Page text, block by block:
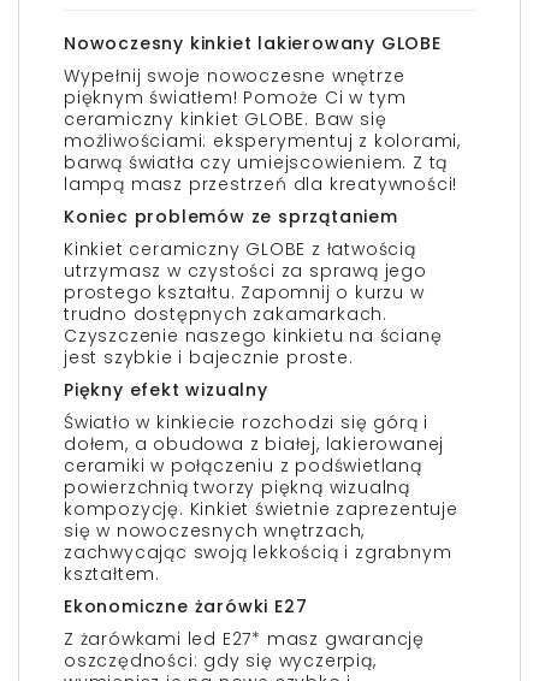
Nowoczesny kinkiet lakierowany GLOBE
Wypełnij swoje nowoczesne wnętrze
pięknym światłem! Pomoże Ci w tym
ceramiczny kinkiet GLOBE. Baw się
możliwościami: eksperymentuj z kolorami,
barwą światła czy umiejscowieniem. Z tą
lampą masz przestrzeń dla kreatywności!
Koniec problemów ze sprzątaniem
Kinkiet ceramiczny GLOBE z łatwością
utrzymasz w czystości za sprawą jego
prostego kształtu. Zapomnij o kurzu w
trudno dostępnych zakamarkach.
Czyszczenie naszego kinkietu na ścianę
jest szybkie i bajecznie proste.
Piękny efekt wizualny
Światło w kinkiecie rozchodzi się górą i
dołem, a obudowa z białej, lakierowanej
ceramiki w połączeniu z podświetlaną
powierzchnią tworzy piękną wizualną
kompozycję. Kinkiet świetnie zaprezentuje
się w nowoczesnych wnętrzach,
zachwycając swoją lekkością i zgrabnym
kształtem.
Ekonomiczne żarówki E27
Z żarówkami led E27* masz gwarancję
oszczędności: gdy się wyczerpią,